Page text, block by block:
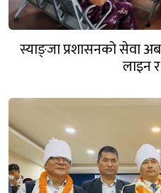
स्याङ्जा प्रशासनको सेवा
लाइन